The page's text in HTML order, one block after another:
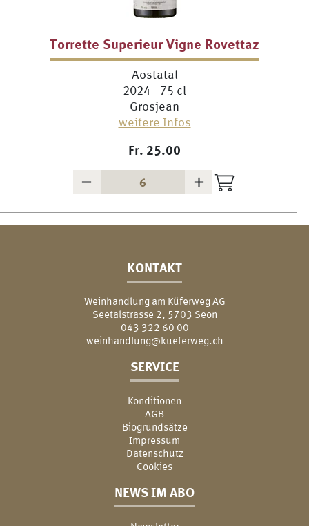
Torrette Superieur Vigne Rovettaz
Aostatal
2024 - 75 cl
Grosjean
weitere Infos
Fr. 25.00
KONTAKT
Weinhandlung am Küferweg AG
Seetalstrasse 2, 5703 Seon
043 322 60 00
weinhandlung@kueferweg.ch
SERVICE
Konditionen
AGB
Biogrundsätze
Impressum
Datenschutz
Cookies
NEWS IM ABO